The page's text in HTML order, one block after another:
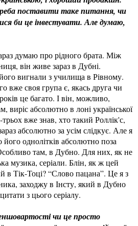
поставити таке питання, чи
би це інвестувати. Але думаю,
думаю про рідного брата. Між
він живе зараз в Дубні.
вигнали з училища в Рівному.
вже своя група є, якась друга чи
це багато. І він, можливо,
виріс абсолютно в лоні української
вже знав, хто такий Роллік'с,
абсолютно за усім слідкує. Але я
його однолітків абсолютно поза
Особливо там, в Дубно. Для них, як не
музика, серіали. Блін, як ж цей
в Тік-Тоці? “Слово пацана”. Це я з
заходжу в Інсту, який в Дубно
з цього серіалу.
чи це просто